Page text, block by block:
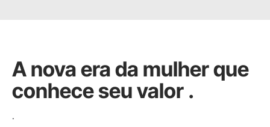
A nova era da mulher que
conhece seu valor .
.